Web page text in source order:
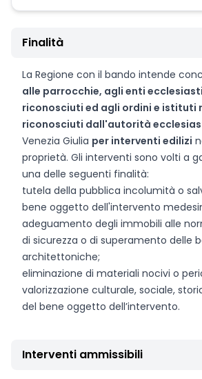
Finalità
La Regione con il bando intende
alle parrocchie, agli enti
riconosciuti ed agli ordini e istituti
riconosciuti dall'autorità
Venezia Giulia per interventi edilizi
proprietà. Gli interventi sono volti a
una delle seguenti finalità:
tutela della pubblica incolumità o
bene oggetto dell'intervento
adeguamento degli immobili alle
di sicurezza o di superamento delle
architettoniche;
eliminazione di materiali nocivi o
valorizzazione culturale, sociale,
del bene oggetto dell’intervento.
Interventi ammissibili